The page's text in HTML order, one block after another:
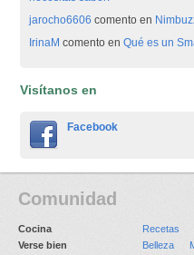
jarocho6606 comento en
IrinaM comento enQué es un
Visítanos en
Facebook
Comunidad
Cocina
Recetas
Verse bien
Belleza